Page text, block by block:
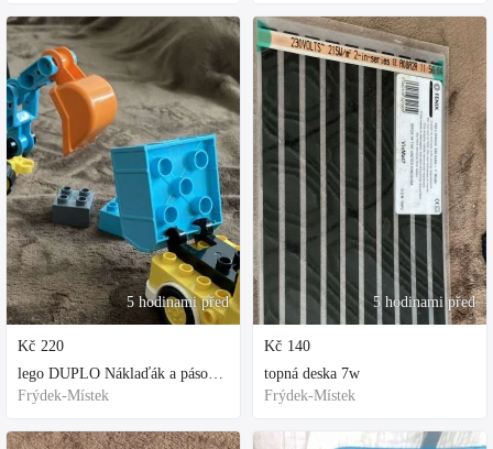
5 hodinami před
Kč 220
lego DUPLO Náklaďák a pásový bagr
Frýdek-Místek
5 hodinami před
Kč 140
topná deska 7w
Frýdek-Místek